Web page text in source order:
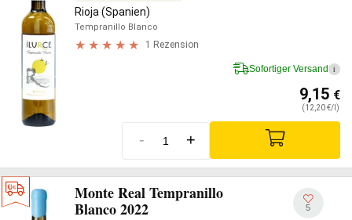
Rioja (Spanien)
Tempranillo Blanco
1 Rezension
Sofortiger Versand i
9,15 €
(12,20 €/l)
- +
Monte Real Tempranillo
Blanco 2022
5